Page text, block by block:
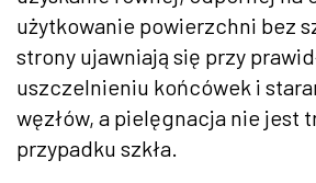
użytkowanie powierzchni bez
strony ujawniają się przy
uszczelnieniu końcówek i
węzłów, a pielęgnacja nie jest
przypadku szkła.